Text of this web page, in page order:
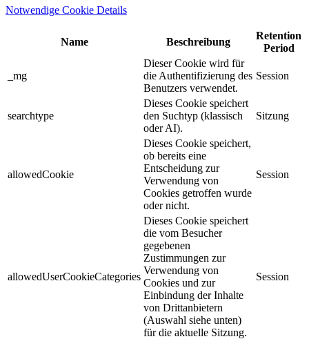
Notwendige Cookie Details
Name Beschreibung
Retention
Period
_mg
Dieser Cookie wird für
die Authentifizierung des
Benutzers verwendet.
Session
searchtype
Dieses Cookie speichert
den Suchtyp (klassisch
oder AI).
Sitzung
allowedCookie
Dieses Cookie speichert,
ob bereits eine
Entscheidung zur
Verwendung von
Cookies getroffen wurde
oder nicht.
Session
allowedUserCookieCategories
Dieses Cookie speichert
die vom Besucher
gegebenen
Zustimmungen zur
Verwendung von
Cookies und zur
Einbindung der Inhalte
von Drittanbietern
(Auswahl siehe unten)
für die aktuelle Sitzung.
Session